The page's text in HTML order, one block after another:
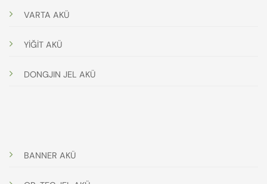
VARTA AKÜ
YİĞİT AKÜ
DONGJIN JEL AKÜ
BANNER AKÜ